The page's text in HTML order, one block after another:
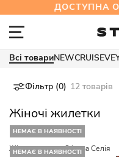
ДОСТУПНА
Всі товариNEWCRUISE
Фільтр (0) 12 товарів
Жіночі жилетки
НЕМАЄ В НАЯВНОСТІ
Жіночий жилет Stimma Селія
НЕМАЄ В НАЯВНОСТІ